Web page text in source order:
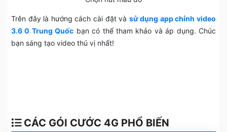
Trên đây là hướng cách cài đặt và sử dụng app chỉnh video
3.6 0 Trung Quốc bạn có thể tham khảo và áp dụng. Chúc
bạn sáng tạo video thú vị nhất!
CÁC GÓI CƯỚC 4G PHỔ BIẾN